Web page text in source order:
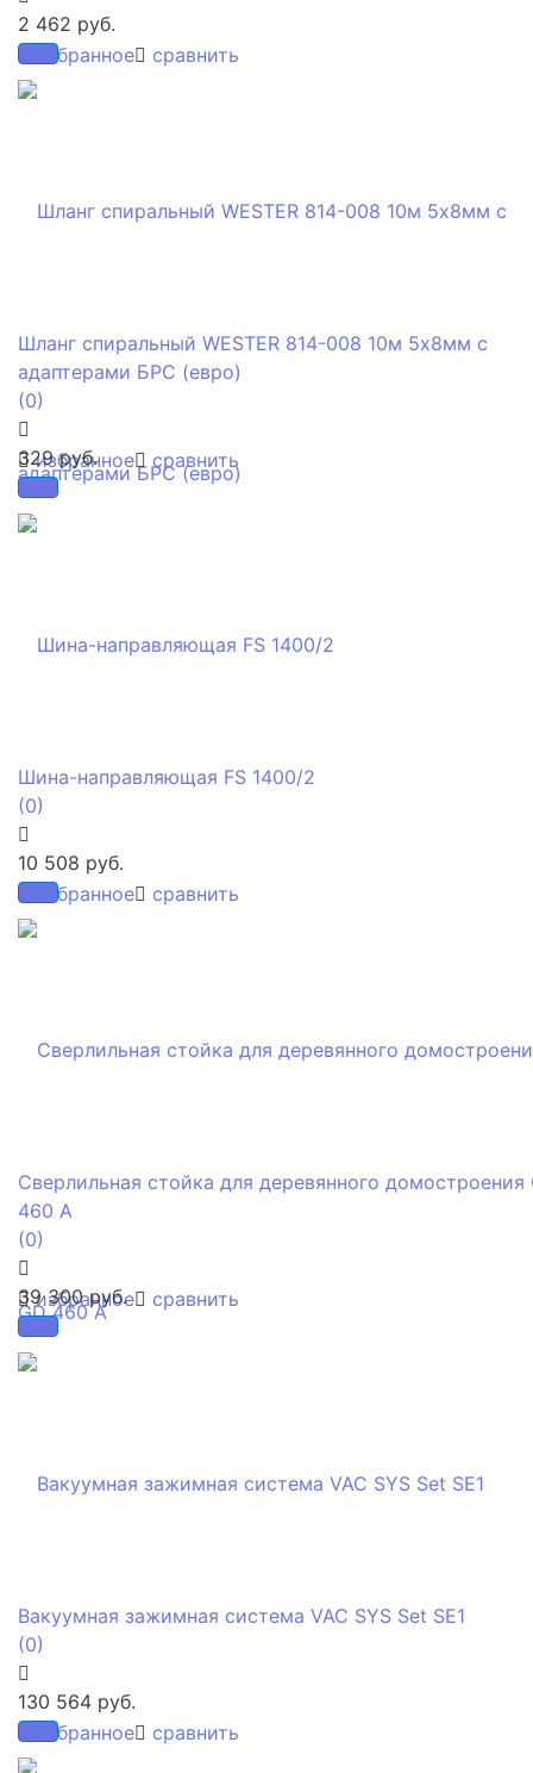
избранное сравнить
2 462 руб.
избранное сравнить
Шланг спиральный WESTER 814-008 10м 5х8мм с
адаптерами БРС (евро)
(0)
329 руб.
избранное сравнить
Шина-направляющая FS 1400/2
(0)
10 508 руб.
избранное сравнить
Сверлильная стойка для деревянного домостроения
460 A
(0)
39 300 руб.
избранное сравнить
Вакуумная зажимная система VAC SYS Set SE1
(0)
130 564 руб.